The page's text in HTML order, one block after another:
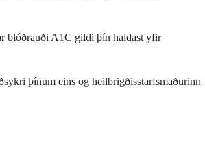
blóðrauði A1C gildi þín haldast yfir
þínum eins og heilbrigðisstarfsmaðurinn